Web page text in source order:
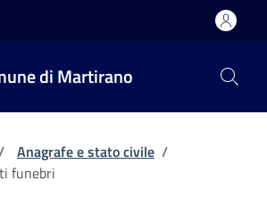
di Martirano
pane
Anagrafe e stato civile /
funebri